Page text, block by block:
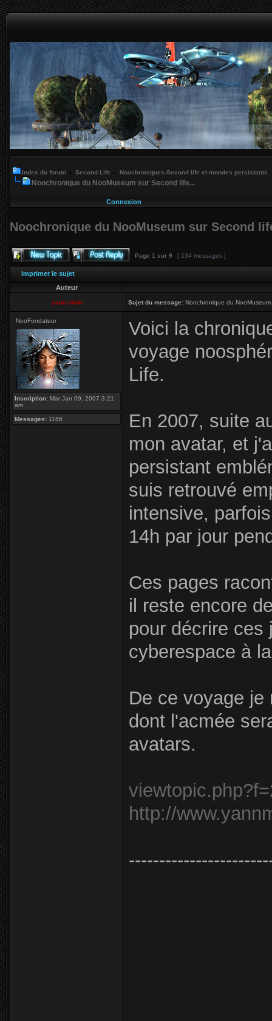
Index du forum » Second Life » Noochroniques-Second life et mondes persistants
Noochronique du NooMuseum sur Second life...
Connexion
Noochronique du NooMuseum sur Second
Page 1 sur 9 [ 134 messages ]
Imprimer le sujet
Auteur
yann.minh Sujet du message: Noochronique du
NooFondateur
Inscription: Mar Jan 09, 2007 3:21
am
Messages: 1166
Voici la
voyage
Life.
En 2007, suite
mon avatar, et
persistant
suis retrouvé
intensive,
14h par jour
Ces pages
il reste encore
pour décrire ces
cyberespace à
De ce voyage je
dont l'acmée
avatars.
http://